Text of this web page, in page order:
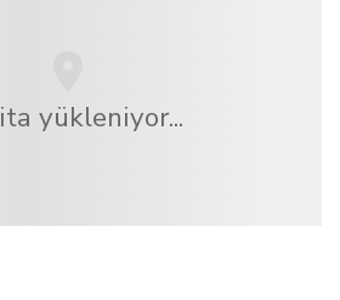
yükleniyor...